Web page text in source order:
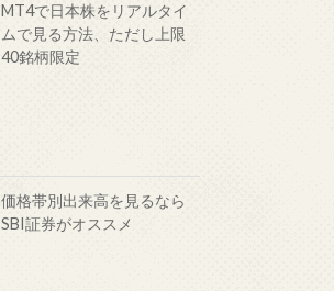
MT4で日本株をリアルタイ
ムで見る方法、ただし上限
40銘柄限定
価格帯別出来高を見るなら
SBI証券がオススメ